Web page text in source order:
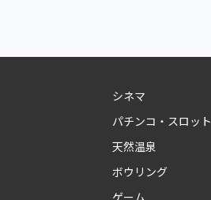
シネマ
パチンコ・スロット
天然温泉
ボウリング
ゲーム